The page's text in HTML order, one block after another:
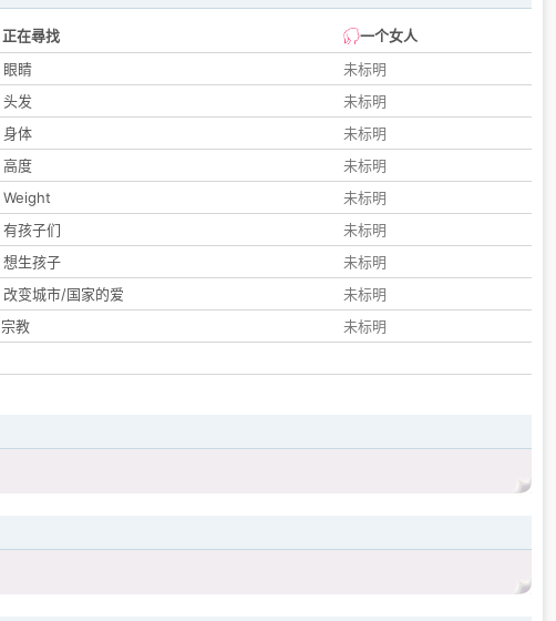
正在尋找
一个女人
眼睛
未标明
头发
未标明
身体
未标明
高度
未标明
Weight
未标明
有孩子们
未标明
想生孩子
未标明
改变城市/国家的爱
未标明
宗教
未标明